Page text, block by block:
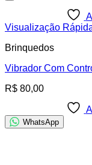
Visualização
Brinquedos
Vibrador Com
R$ 80,00
WhatsApp